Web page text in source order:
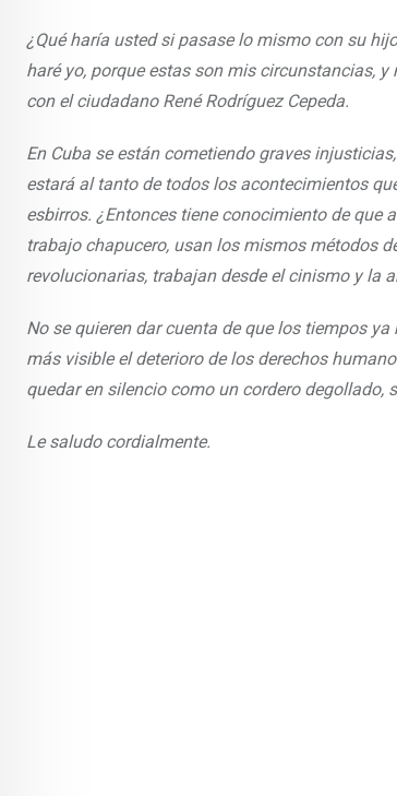
¿Qué haría usted si pasase lo mismo con su
haré yo, porque estas son mis circunstancias,
con el ciudadano René Rodríguez Cepeda.
En Cuba se están cometiendo graves
estará al tanto de todos los acontecimientos
esbirros. ¿Entonces tiene conocimiento de que
trabajo chapucero, usan los mismos métodos
revolucionarias, trabajan desde el cinismo y la
No se quieren dar cuenta de que los tiempos
más visible el deterioro de los derechos
quedar en silencio como un cordero degollado,
Le saludo cordialmente.